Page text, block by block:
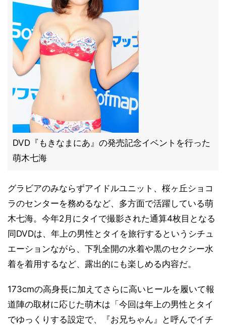
DVD『もきなまにあ』の発売記念イベントを行った
萌木七海
グラビアのみならずアイドルユニット、桜ヶ丘ショコ
ラのセンターを務めるなど、多方面で活躍している萌
木七海。今年2月にタイで撮影された通算4枚目となる
同DVDは、年上の男性とタイを旅行するというシチュ
エーションながら、下乳全開の水着や黒のセクシー水
着を着用するなど、露出的にも楽しめる内容だ。
173cmの高身長に加えてさらに高いヒールを履いて報
道陣の取材に応じた萌木は「今回は年上の男性とタイ
でゆっくりする設定で、『お兄ちゃん』と呼んでイチ